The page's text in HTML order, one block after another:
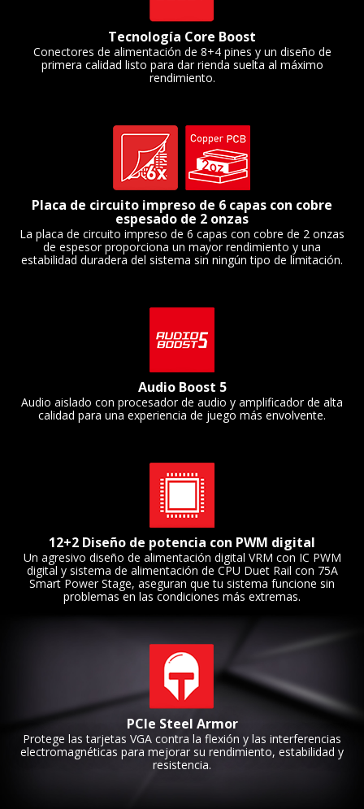
Tecnología Core Boost
Conectores de alimentación de 8+4 pines y un diseño de
primera calidad listo para dar rienda suelta al máximo
rendimiento.
Placa de circuito impreso de 6 capas con cobre
espesado de 2 onzas
La placa de circuito impreso de 6 capas con cobre de 2 onzas
de espesor proporciona un mayor rendimiento y una
estabilidad duradera del sistema sin ningún tipo de limitación.
Audio Boost 5
Audio aislado con procesador de audio y amplificador de alta
calidad para una experiencia de juego más envolvente.
12+2 Diseño de potencia con PWM digital
Un agresivo diseño de alimentación digital VRM con IC PWM
digital y sistema de alimentación de CPU Duet Rail con 75A
Smart Power Stage, aseguran que tu sistema funcione sin
problemas en las condiciones más extremas.
PCIe Steel Armor
Protege las tarjetas VGA contra la flexión y las interferencias
electromagnéticas para mejorar su rendimiento, estabilidad y
resistencia.